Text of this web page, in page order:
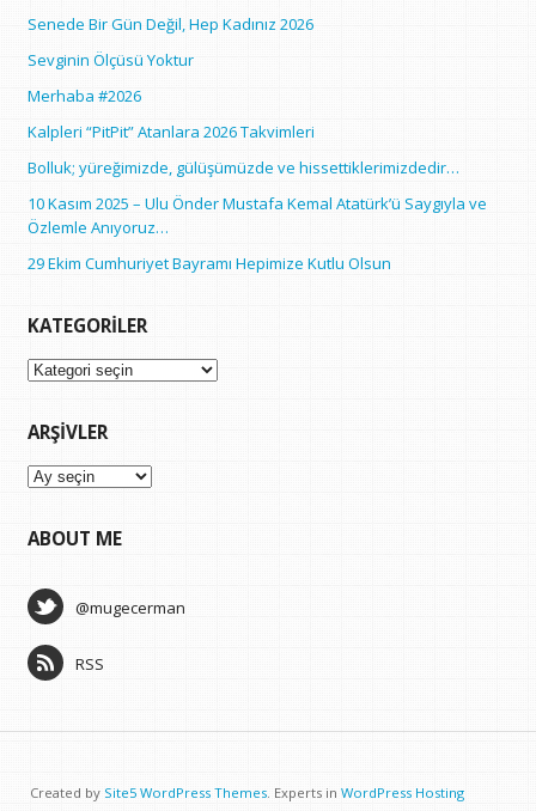
Senede Bir Gün Değil, Hep Kadınız 2026
Sevginin Ölçüsü Yoktur
Merhaba #2026
Kalpleri “PitPit” Atanlara 2026 Takvimleri
Bolluk; yüreğimizde, gülüşümüzde ve hissettiklerimizdedir…
10 Kasım 2025 – Ulu Önder Mustafa Kemal Atatürk’ü Saygıyla ve
Özlemle Anıyoruz…
29 Ekim Cumhuriyet Bayramı Hepimize Kutlu Olsun
KATEGORILER
Kategoriler
ARŞIVLER
Arşivler
ABOUT ME
@mugecerman
RSS
Created by Site5 WordPress Themes. Experts in WordPress Hosting